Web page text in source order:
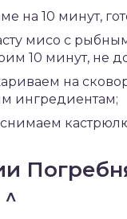
на 10 минут,
мисо с
10 минут, не
на
ингредиентам;
^